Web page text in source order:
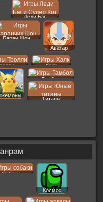
Леди Баг
Баран Шон
Аватар
Халк
Гамбол
Титаны
Собаки
Космос